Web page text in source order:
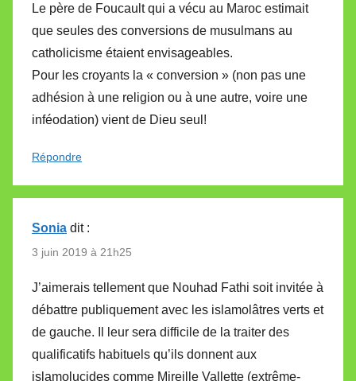
Le père de Foucault qui a vécu au Maroc estimait
que seules des conversions de musulmans au
catholicisme étaient envisageables.
Pour les croyants la « conversion » (non pas une
adhésion à une religion ou à une autre, voire une
inféodation) vient de Dieu seul!
Répondre
Sonia dit :
3 juin 2019 à 21h25
J’aimerais tellement que Nouhad Fathi soit invitée à
débattre publiquement avec les islamolâtres verts et
de gauche. Il leur sera difficile de la traiter des
qualificatifs habituels qu’ils donnent aux
islamolucides comme Mireille Vallette (extrême-